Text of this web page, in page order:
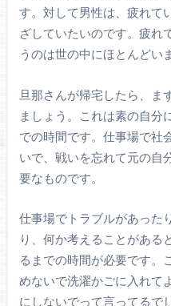
す。対して男性は、疲れて
ざしていたいのです。疲れ
うのは世の中にほとんどい
旦那さんが帰宅したら、ま
ましょう。これは素の自分
での時間です。仕事場で社
いで、戦いを忘れて元の自
要なものです。
仕事場でトラブルがあった
り、何か考えることがある
るまでの時間が必要です。
めないで洗濯かごに入れて
にしないでって言ってるで